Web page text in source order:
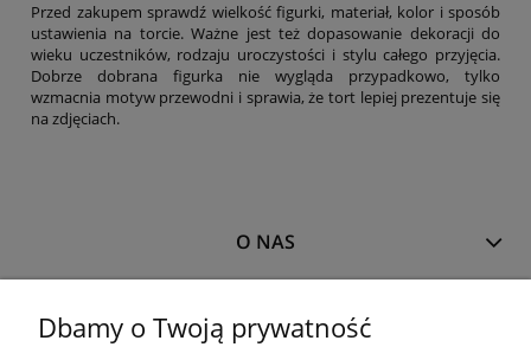
Przed zakupem sprawdź wielkość figurki, materiał, kolor i sposób
ustawienia na torcie. Ważne jest też dopasowanie dekoracji do
wieku uczestników, rodzaju uroczystości i stylu całego przyjęcia.
Dobrze dobrana figurka nie wygląda przypadkowo, tylko
wzmacnia motyw przewodni i sprawia, że tort lepiej prezentuje się
na zdjęciach.
O NAS
MOJE KONTO
Dbamy o Twoją prywatność